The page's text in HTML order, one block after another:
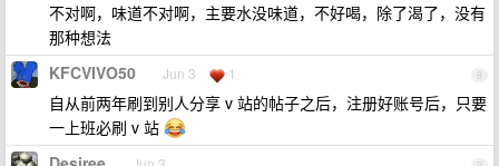
不对啊，味道不对啊，主要水没味道，不好喝，除了渴了，没有
那种想法
8
KFCVIVO50 Jun 3 1
自从前两年刷到别人分享 v 站的帖子之后，注册好账号后，只要
一上班必刷 v 站